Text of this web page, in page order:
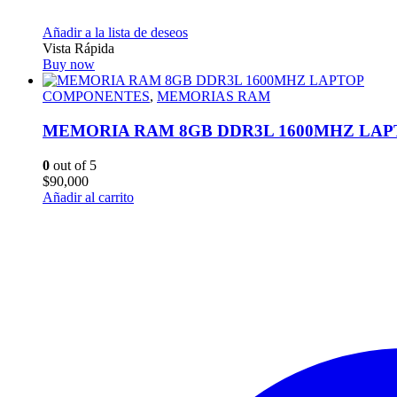
Añadir a la lista de deseos
Vista Rápida
Buy now
COMPONENTES, MEMORIAS RAM
MEMORIA RAM 8GB DDR3L 1600MHZ
0 out of 5
$90,000
Añadir al carrito